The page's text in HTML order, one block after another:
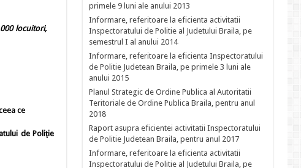
locuitori,
ce
de Poliţie
primele 9 luni ale anului 2013
Informare, referitoare la eficienta activitatii
Inspectoratului de Politie al Judetului Braila, pe
semestrul I al anului 2014
Informare, referitoare la eficienta Inspectoratului
de Politie Judetean Braila, pe primele 3 luni ale
anului 2015
Planul Strategic de Ordine Publica al Autoritatii
Teritoriale de Ordine Publica Braila, pentru anul
2018
Raport asupra eficientei activitatii Inspectoratului
de Politie Judetean Braila, pentru anul 2017
Informare, referitoare la eficienta activitatii
Inspectoratului de Politie al Judetului Braila, pe